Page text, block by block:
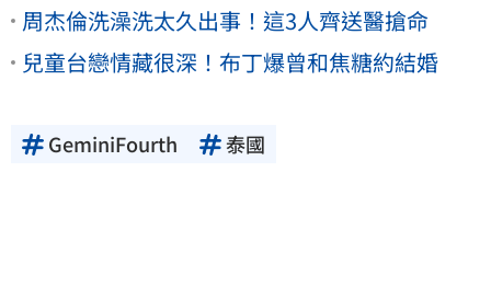
周杰倫洗澡洗太久出事！這3人齊送醫搶命
兒童台戀情藏很深！布丁爆曾和焦糖約結婚
GeminiFourth 泰國